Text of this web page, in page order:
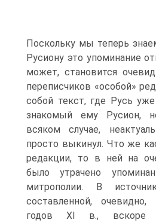
Поскольку мы теперь
Русиону это упоминание
может, становится
переписчиков «особой»
собой текст, где Русь
знакомый ему Русион,
всяком случае,
просто выкинул. Что же
редакции, то в ней на
было утрачено
митрополии. В
составленной,
годов ХІ в., вскоре